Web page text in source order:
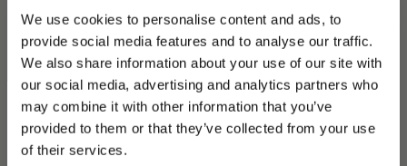
We use cookies to personalise content and ads, to
provide social media features and to analyse our traffic.
We also share information about your use of our site with
our social media, advertising and analytics partners who
may combine it with other information that you’ve
provided to them or that they’ve collected from your use
of their services.
PLEASE CHOOSE YOUR COUNTRY
We detected that you are browsing from United States, do